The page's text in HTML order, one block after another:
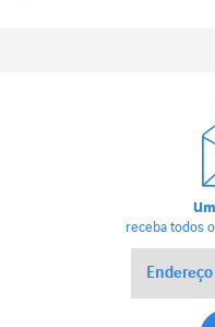
receba todos